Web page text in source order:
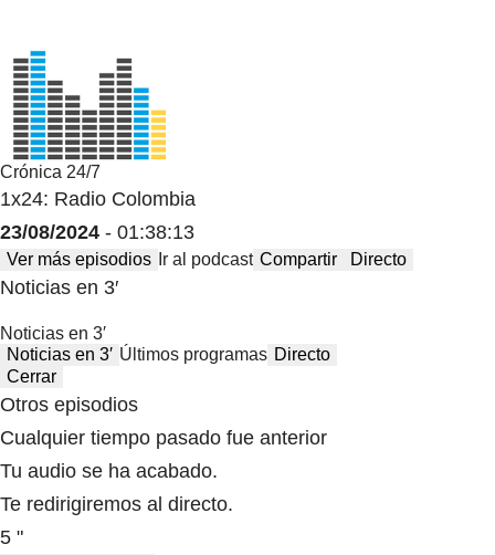
Crónica 24/7
1x24: Radio Colombia
23/08/2024 - 01:38:13
Ver más episodios Ir al podcast Compartir Directo
Noticias en 3′
Noticias en 3′
Noticias en 3′ Últimos programas Directo
Cerrar
Otros episodios
Cualquier tiempo pasado fue anterior
Tu audio se ha acabado.
Te redirigiremos al directo.
5 "